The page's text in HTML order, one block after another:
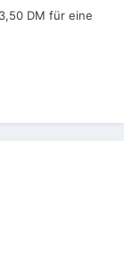
DM für eine